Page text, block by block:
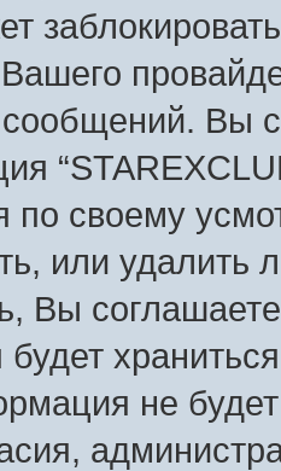
Вашего
Вы
своему
или
Вы
не